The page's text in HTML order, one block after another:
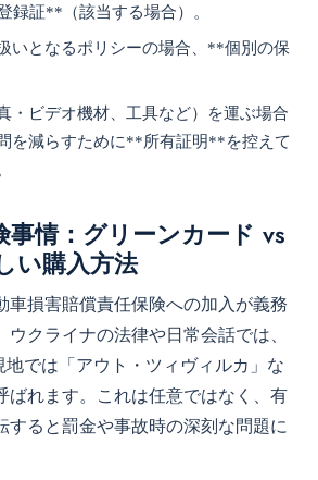
録証**（該当する場合）。
いとなるポリシーの場合、**個別の保
・ビデオ機材、工具など）を運ぶ場合
を減らすために**所有証明**を控えて
情：グリーンカード vs
い購入方法
車損害賠償責任保険への加入が義務
ウクライナの法律や日常会話では、
では「アウト・ツィヴィルカ」な
ばれます。これは任意ではなく、有
すると罰金や事故時の深刻な問題に